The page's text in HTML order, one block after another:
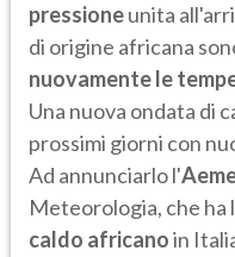
pressioneunita
di origine africana
nuovamente le
Una nuova ondata di
prossimi giorni con
Ad annunciarlo l'
Meteorologia, che ha
caldo africanoin